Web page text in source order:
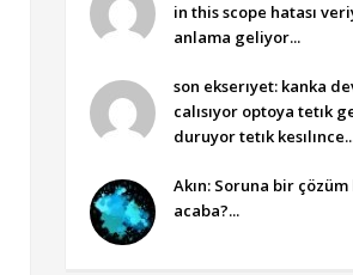
in this scope hatası
anlama geliyor...
son ekserıyet: kanka
calısıyor optoya tetık
duruyor tetık
Akın: Soruna bir
acaba?...